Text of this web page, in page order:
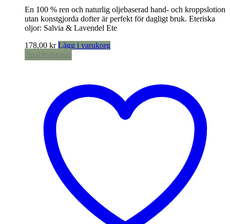
En 100 % ren och naturlig oljebaserad hand- och kroppslotion
utan konstgjorda dofter är perfekt för dagligt bruk. Eteriska
oljor: Salvia & Lavendel Ete
178,00 kr Lägg i varukorg
Snabbvisning